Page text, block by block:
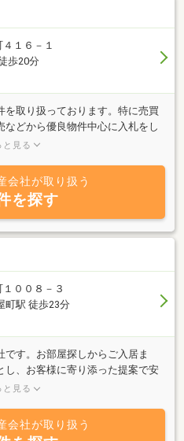
様、お願い申し上げます。よろし
16ai-life/●不動産
はコチラ
１６－１
歩20分
取り扱っております。特に売買
どから優良物件中心に入札をし
般の方々が購入し易いように、開
も力を入れております。希望条件
ます。全力を挙げて調査し、要望
、物件資料を送付させて頂きま
ポートも行っております。お気軽
と見る
会社が取り扱う
を探す
００８－３
町駅 徒歩23分
す。お部屋探しからご入居ま
し、お客様に寄り添った提案で安
うサポートさせて頂きます！当社
らではの目線で、お客様に寄り添
。皆様のご来店心よりお待ちして
と見る
会社が取り扱う